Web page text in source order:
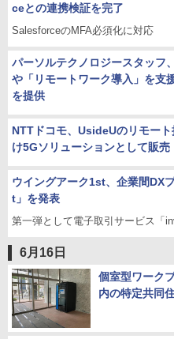
ceとの連携検証を完了
SalesforceのMFA必須化に対応
パーソルテクノロジースタッフ
や「リモートワーク導入」を支
を提供
NTTドコモ、UsideUのリモー
け5Gソリューションとして販売
ウイングアーク1st、企業間DX
t」を発表
第一弾として電子取引サービス「
6月16日
個室型ワーク
内の特定共同